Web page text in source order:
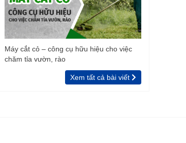
Máy cắt cỏ – công cụ hữu hiệu cho việc
chăm tỉa vườn, rào
Xem tất cả bài viết